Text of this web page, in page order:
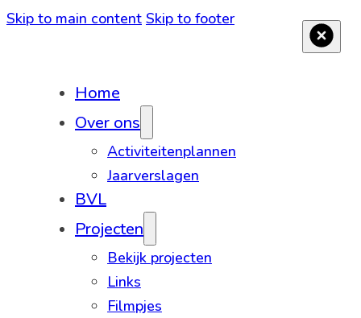
Skip to main content Skip to footer
Home
Over ons
Activiteitenplannen
Jaarverslagen
BVL
Projecten
Bekijk projecten
Links
Filmpjes